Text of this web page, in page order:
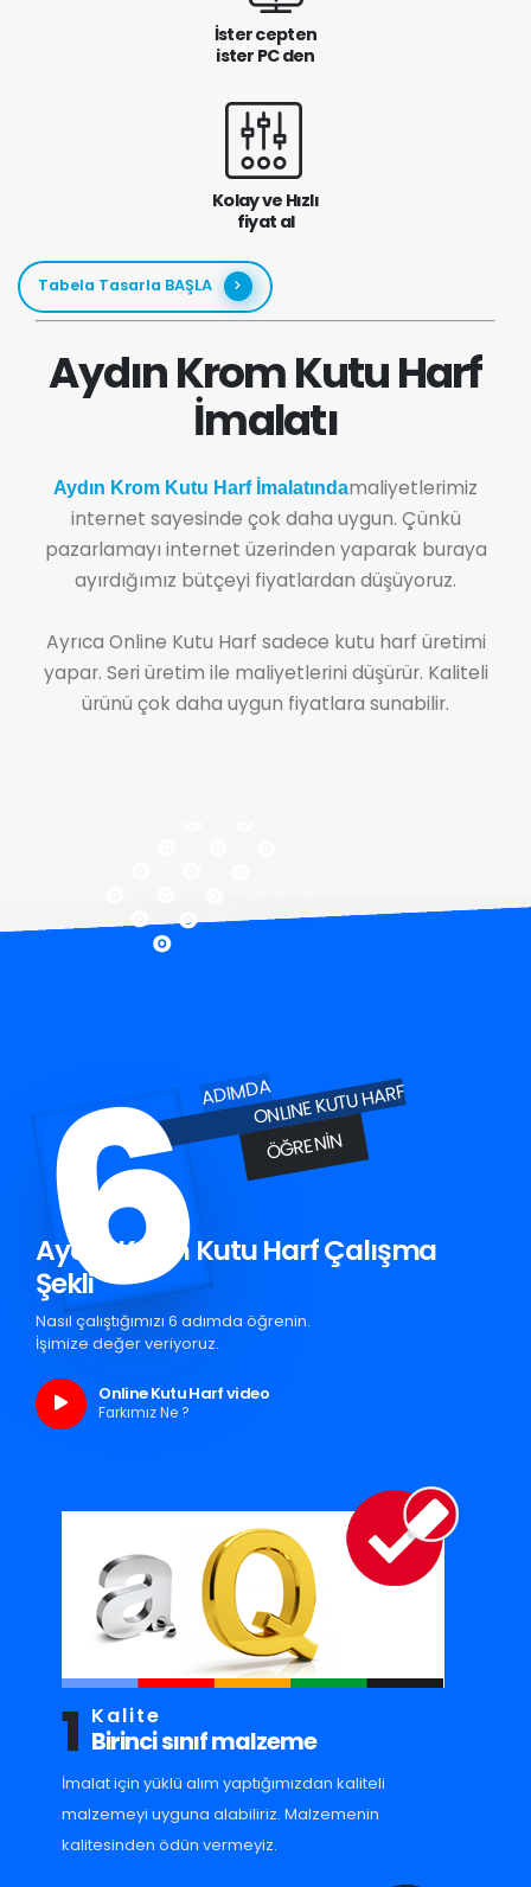
İster cepten
ister PC den
Kolay ve Hızlı
fiyat al
Tabela Tasarla BAŞLA
Aydın Krom Kutu Harf
İmalatı
Aydın Krom Kutu Harf İmalatındamaliyetlerimiz
internet sayesinde çok daha uygun. Çünkü
pazarlamayı internet üzerinden yaparak buraya
ayırdığımız bütçeyi fiyatlardan düşüyoruz.
Ayrıca Online Kutu Harf sadece kutu harf üretimi
yapar. Seri üretim ile maliyetlerini düşürür. Kaliteli
ürünü çok daha uygun fiyatlara sunabilir.
6ADIMDAONLINE KUTU HARF
ÖĞRENIN
Aydın Krom Kutu Harf Çalışma
Şekli
Nasıl çalıştığımızı 6 adımda öğrenin.
İşimize değer veriyoruz.
Online Kutu Harf video
Farkımız Ne ?
1 Kalite
Birinci sınıf malzeme
İmalat için yüklü alım yaptığımızdan kaliteli
malzemeyi uyguna alabiliriz. Malzemenin
kalitesinden ödün vermeyiz.